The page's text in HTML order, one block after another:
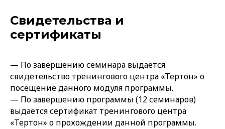
Свидетельства и
сертификаты
— По завершению семинара выдается
свидетельство тренингового центра «Тертон» о
посещение данного модуля программы.
— По завершению программы (12 семинаров)
выдается сертификат тренингового центра
«Тертон» о прохождении данной программы.